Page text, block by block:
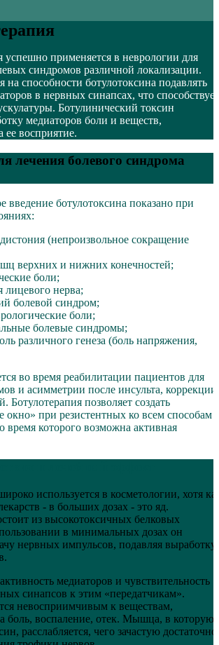
успешно применяется в неврологии для
синдромов различной локализации.
на способности ботулотоксина подавлять
в нервных синапсах, что способствует
Ботулинический токсин
медиаторов боли и веществ,
ее восприятие.
лечения болевого синдрома
ботулотоксина показано при
(непроизвольное сокращение
верхних и нижних конечностей;
боли;
лицевого нерва;
болевой синдром;
боли;
болевые синдромы;
различного генеза (боль напряжения,
во время реабилитации пациентов для
и асимметрии после инсульта, коррекции
Ботулотерапия позволяет создать
окно» при резистентных ко всем способам
время которого возможна активная
используется в косметологии, хотя
- в больших дозах - это яд.
из высокотоксичных белковых
в минимальных дозах он
нервных импульсов, подавляя выработку
медиаторов и чувствительность
синапсов к этим «передатчикам».
невосприимчивым к веществам,
боль, воспаление, отек. Мышца, в которую
расслабляется, чего зачастую достаточно